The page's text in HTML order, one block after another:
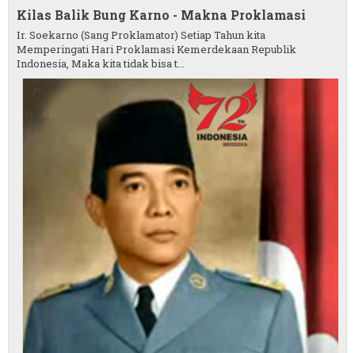
Kilas Balik Bung Karno - Makna Proklamasi
Ir. Soekarno (Sang Proklamator) Setiap Tahun kita
Memperingati Hari Proklamasi Kemerdekaan Republik
Indonesia, Maka kita tidak bisa t...